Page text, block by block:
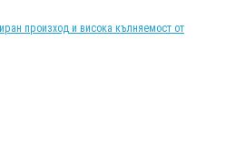
произход и висока кълняемост от